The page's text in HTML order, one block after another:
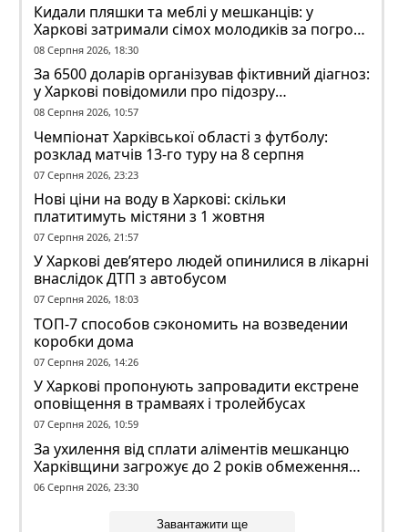
Кидали пляшки та меблі у мешканців: у
Харкові затримали сімох молодиків за погром
у гуртожитку
08 Серпня 2026, 18:30
За 6500 доларів організував фіктивний діагноз:
у Харкові повідомили про підозру
ексзавідувачу психлікарні
08 Серпня 2026, 10:57
Чемпіонат Харківської області з футболу:
розклад матчів 13-го туру на 8 серпня
07 Серпня 2026, 23:23
Нові ціни на воду в Харкові: скільки
платитимуть містяни з 1 жовтня
07 Серпня 2026, 21:57
У Харкові дев’ятеро людей опинилися в лікарні
внаслідок ДТП з автобусом
07 Серпня 2026, 18:03
ТОП-7 способов сэкономить на возведении
коробки дома
07 Серпня 2026, 14:26
У Харкові пропонують запровадити екстрене
оповіщення в трамваях і тролейбусах
07 Серпня 2026, 10:59
За ухилення від сплати аліментів мешканцю
Харківщини загрожує до 2 років обмеження
волі
06 Серпня 2026, 23:30
Завантажити ще